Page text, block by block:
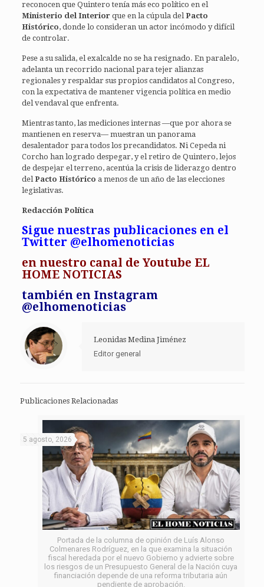
reconocen que Quintero tenía más eco político en el
Ministerio del Interior que en la cúpula delPacto
Histórico, donde lo consideran un actor incómodo y difícil
de controlar.
Pese a su salida, el exalcalde no se ha resignado. En paralelo,
adelanta un recorrido nacional para tejer alianzas
regionales y respaldar sus propios candidatos al Congreso,
con la expectativa de mantener vigencia política en medio
del vendaval que enfrenta.
Mientras tanto, las mediciones internas —que por ahora se
mantienen en reserva— muestran un panorama
desalentador para todos los precandidatos. Ni Cepeda ni
Corcho han logrado despegar, y el retiro de Quintero, lejos
de despejar el terreno, acentúa la crisis de liderazgo dentro
delPacto Histórico a menos de un año de las elecciones
legislativas.
Redacción Política
Sigue nuestras publicaciones en el
Twitter @elhomenoticias
en nuestro canal de Youtube EL
HOME NOTICIAS
también en Instagram
@elhomenoticias
Leonidas Medina Jiménez
Editor general
Publicaciones Relacionadas
Portada de la columna de opinión de Luís Alonso
Colmenares Rodríguez, en la que examina la situación
fiscal heredada por el nuevo Gobierno y advierte sobre
los riesgos de un Presupuesto General de la Nación cuya
financiación depende de una reforma tributaria aún
pendiente de aprobación.
5 agosto, 2026